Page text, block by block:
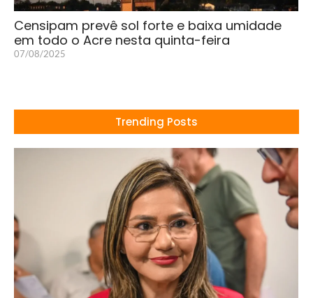
Censipam prevê sol forte e baixa umidade
em todo o Acre nesta quinta-feira
07/08/2025
Trending Posts